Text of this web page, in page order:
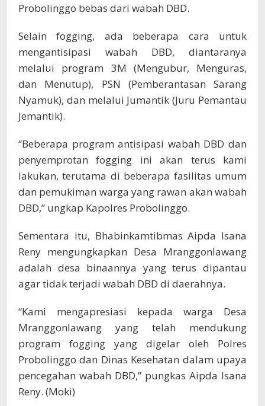
Probolinggo bebas dari wabah DBD.
Selain fogging, ada beberapa cara untuk
mengantisipasi wabah DBD, diantaranya
melalui program 3M (Mengubur, Menguras,
dan Menutup), PSN (Pemberantasan Sarang
Nyamuk), dan melalui Jumantik (Juru Pemantau
Jemantik).
“Beberapa program antisipasi wabah DBD dan
penyemprotan fogging ini akan terus kami
lakukan, terutama di beberapa fasilitas umum
dan pemukiman warga yang rawan akan wabah
DBD,” ungkap Kapolres Probolinggo.
Sementara itu, Bhabinkamtibmas Aipda Isana
Reny mengungkapkan Desa Mranggonlawang
adalah desa binaannya yang terus dipantau
agar tidak terjadi wabah DBD di daerahnya.
“Kami mengapresiasi kepada warga Desa
Mranggonlawang yang telah mendukung
program fogging yang digelar oleh Polres
Probolinggo dan Dinas Kesehatan dalam upaya
pencegahan wabah DBD,” pungkas Aipda Isana
Reny. (Moki)